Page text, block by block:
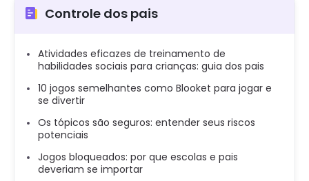
Controle dos pais
Atividades eficazes de treinamento de
habilidades sociais para crianças: guia dos pais
10 jogos semelhantes como Blooket para jogar e
se divertir
Os tópicos são seguros: entender seus riscos
potenciais
Jogos bloqueados: por que escolas e pais
deveriam se importar